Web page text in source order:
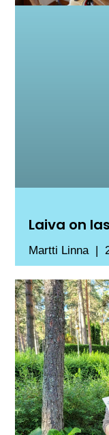
Laiva on
Martti Linna